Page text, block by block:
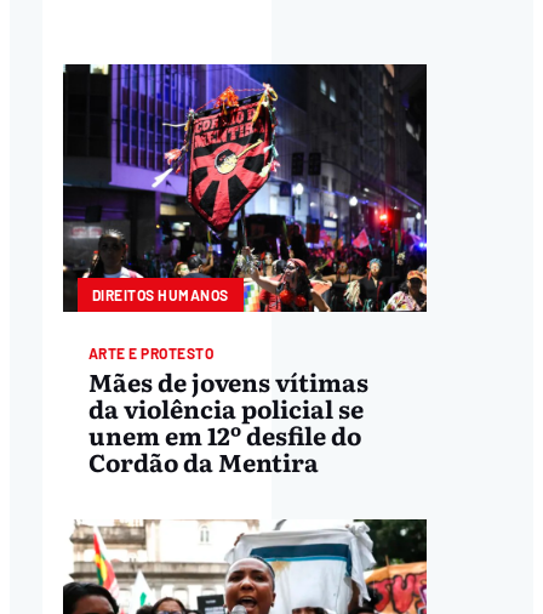
DIREITOS HUMANOS
ARTE E PROTESTO
Mães de jovens vítimas
da violência policial se
unem em 12º desfile do
Cordão da Mentira